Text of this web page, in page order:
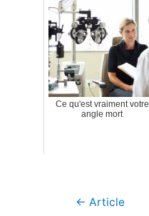
Ce qu'est vraiment votre
angle mort
Navigation
← Article